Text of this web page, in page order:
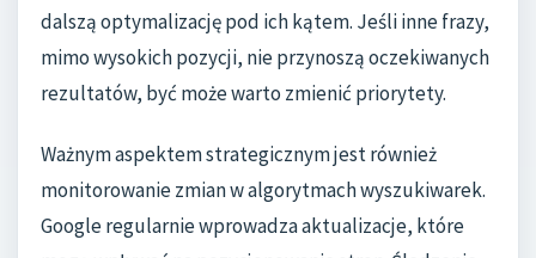
dalszą optymalizację pod ich kątem. Jeśli inne frazy,
mimo wysokich pozycji, nie przynoszą oczekiwanych
rezultatów, być może warto zmienić priorytety.
Ważnym aspektem strategicznym jest również
monitorowanie zmian w algorytmach wyszukiwarek.
Google regularnie wprowadza aktualizacje, które